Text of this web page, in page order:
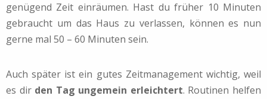
genügend Zeit einräumen. Hast du früher 10 Minuten
gebraucht um das Haus zu verlassen, können es nun
gerne mal 50 – 60 Minuten sein.
Auch später ist ein gutes Zeitmanagement wichtig, weil
es dir den Tag ungemein erleichtert. Routinen helfen